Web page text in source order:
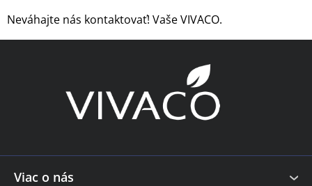
Neváhajte nás kontaktovať! Vaše VIVACO.
i
Viac o nás